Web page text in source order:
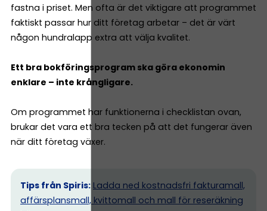
fastna i priset. Men ofta är det viktigare att programmet
faktiskt passar hur ditt företag arbetar – det är värt
någon hundralapp extra att välja kvalitet.
Ett bra bokföringsprogram ska göra ekonomin
enklare – inte krångligare.
Om programmet har funktionerna i checklistan ovan,
brukar det vara ett bra tecken på att det fungerar även
när ditt företag växer.
Tips från Spiris: Ladda ned kostnadsfri fakturamall,
affärsplansmall, kvittomall och mall för reseräkning